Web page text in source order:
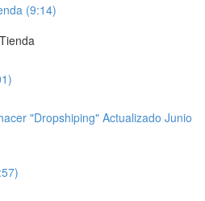
(9:14)
"Dropshiping" Actualizado Junio